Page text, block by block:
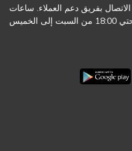
بفريق دعم العملاء. ساعات